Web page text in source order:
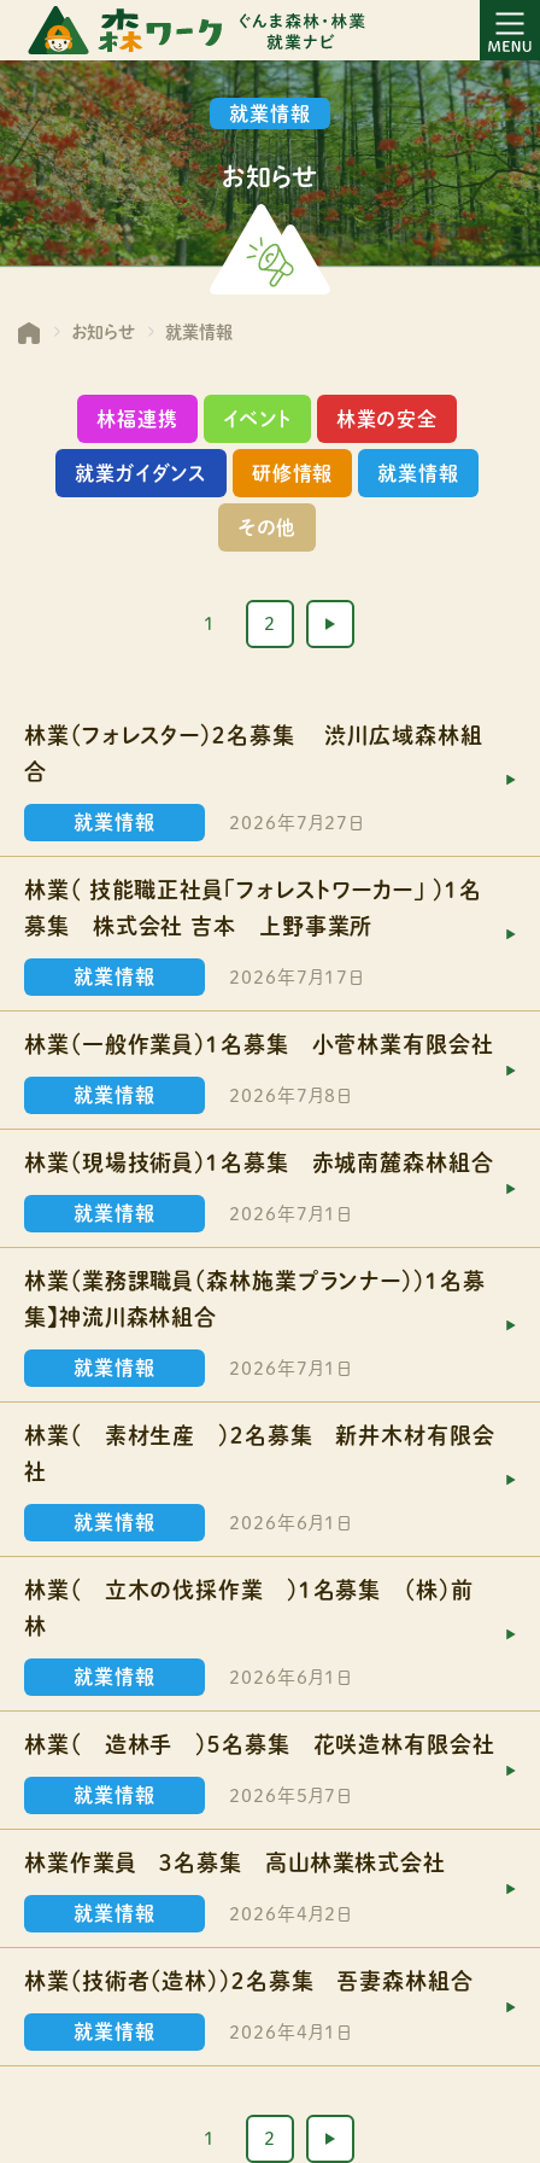
就業情報
お知らせ
お知らせ 就業情報
林福連携 イベント 林業の安全
就業ガイダンス 研修情報 就業情報
その他
1 2
就業情報
林業（フォレスター）２名募集 渋川広域森林組
合
2026年7月27日
就業情報
林業（ 技能職正社員「フォレストワーカー」 ）１名
募集 株式会社 吉本 上野事業所
2026年7月17日
就業情報
林業（一般作業員）１名募集 小菅林業有限会社
2026年7月8日
就業情報
林業（現場技術員）１名募集 赤城南麓森林組合
2026年7月1日
就業情報
林業（業務課職員（森林施業プランナー））１名募
集】神流川森林組合
2026年7月1日
就業情報
林業（ 素材生産 ）２名募集 新井木材有限会
社
2026年6月1日
就業情報
林業（ 立木の伐採作業 ）１名募集 （株）前
林
2026年6月1日
就業情報
林業（ 造林手 ）５名募集 花咲造林有限会社
2026年5月7日
就業情報
林業作業員 ３名募集 高山林業株式会社
2026年4月2日
就業情報
林業（技術者（造林））２名募集 吾妻森林組合
2026年4月1日
1 2